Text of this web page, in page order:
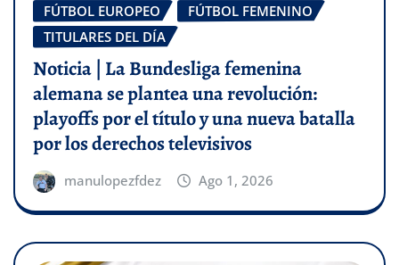
FÚTBOL EUROPEO
FÚTBOL FEMENINO
TITULARES DEL DÍA
Noticia | La Bundesliga femenina
alemana se plantea una revolución:
playoffs por el título y una nueva batalla
por los derechos televisivos
manulopezfdez Ago 1, 2026